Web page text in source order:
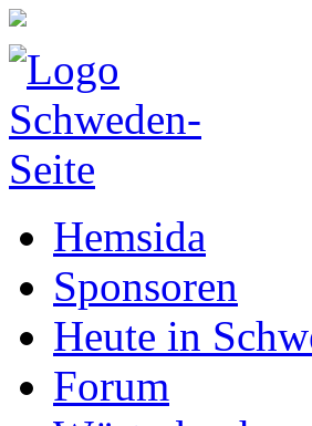
Hemsida
Sponsoren
Heute in
Forum